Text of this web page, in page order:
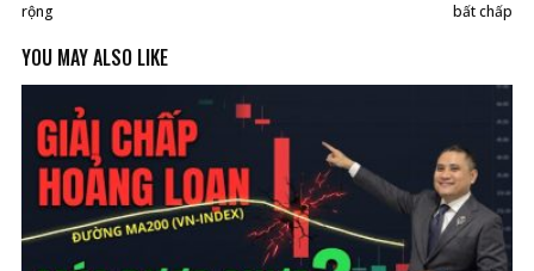
rộng
bất chấp​
YOU MAY ALSO LIKE